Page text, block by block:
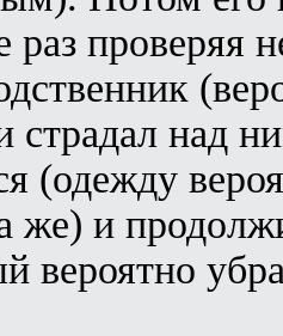
проверяя
страдал над
(одежду
же) и
вероятно